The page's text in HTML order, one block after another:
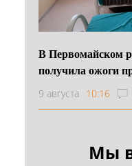
В Первомайском
получила ожоги
9 августа 10:16
Мы